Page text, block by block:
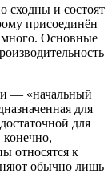
сходны и состоят
присоединён
Основные
— «начальный
для
для
конечно,
относятся к
обычно лишь